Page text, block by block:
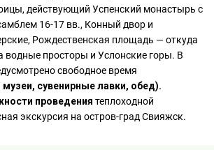
действующий Успенский монастырь с
16-17 вв., Конный двор и
Рождественская площадь — откуда
водные просторы и Услонские горы. В
свободное время
сувенирные лавки, обед).
проведения теплоходной
экскурсия на остров-град Свияжск.